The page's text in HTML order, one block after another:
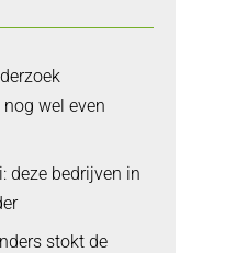
wel even
deze bedrijven in
stokt de